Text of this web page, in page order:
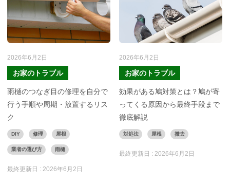
2026年6月2日
お家のトラブル
雨樋のつなぎ目の修理を自分で
行う手順や周期・放置するリス
ク
DIY 修理 屋根
業者の選び方 雨樋
最終更新日 : 2026年6月2日
2026年6月2日
お家のトラブル
効果がある鳩対策とは？鳩が寄
ってくる原因から最終手段まで
徹底解説
対処法 屋根 撤去
最終更新日 :2026年6月2日